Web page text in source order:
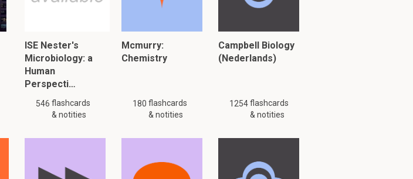
ISE Nester's
Microbiology: a
Human
Perspecti…
546 flashcards
& notities
Mcmurry:
Chemistry
180 flashcards
& notities
Campbell Biology
(Nederlands)
1254flashcards
& notities